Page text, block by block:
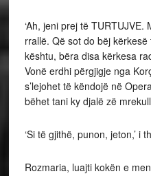
‘Ah, jeni prej të
rrallë. Që sot do bëj
kështu, bëra disa kërkesa
Vonë erdhi përgjigje nga
s’lejohet të këndojë në
bëhet tani ky djalë zë
‘Si të gjithë, punon, jeton,’ i
Rozmaria, luajti kokën e